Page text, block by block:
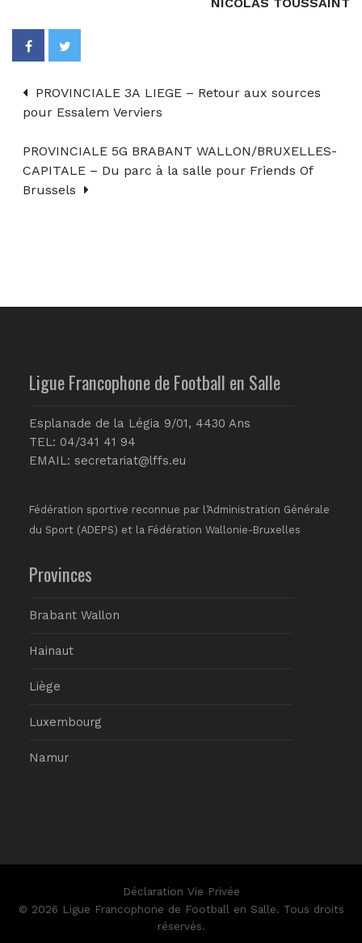
PROVINCIALE 3A LIEGE – Retour aux sources
pour Essalem Verviers
PROVINCIALE 5G BRABANT WALLON/BRUXELLES-
CAPITALE – Du parc à la salle pour Friends Of
Brussels
Ligue Francophone de Football en Salle
Esplanade de la Légia 9/01, 4430 Ans
TEL: 04/341 41 94
EMAIL: secretariat@lffs.eu
Fédération sportive reconnue par l’Administration Générale
du Sport (ADEPS) et la Fédération Wallonie-Bruxelles
Provinces
Brabant Wallon
Hainaut
Liège
Luxembourg
Namur
Déclaration Vie Privée
© 2026 Ligue Francophone de Football en Salle. Tous droits
réservés.